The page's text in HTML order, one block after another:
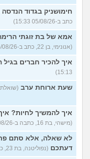
הטוב להשאר בבגד
???
(מתלמדת, בת 50)
איך לומר להורים שאני
להיות חילוני?
(אהרן,
עוד
חימושניק בגדוד הנדסה
כתב ב-05/08/26 15:33)
אמא של בת זוגתי
(אנונימי, בן 22, כתב ב-05/08/26 15:22)
איך להכיר חברים בגיל
15:13)
שעת ארוחת ערב (שואלת, בת 19, כתבה ב-
איך להמשיך לחיות?
(מישהי, בת 16, כתבה ב-04/08/26 13:05)
לא שאלה, אלא סתם
דעתכם (נפוליטנה, בת 23, כתבה ב-03/08/26 18:04)